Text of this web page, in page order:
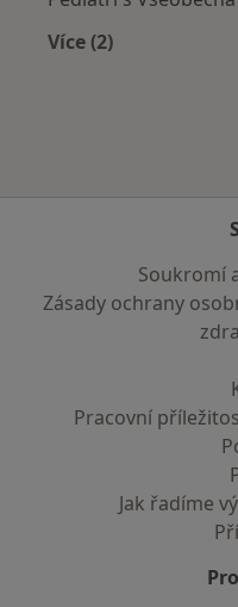
Více (2)
Soukromí
Zásady ochrany
Pracovní
Jak řadíme